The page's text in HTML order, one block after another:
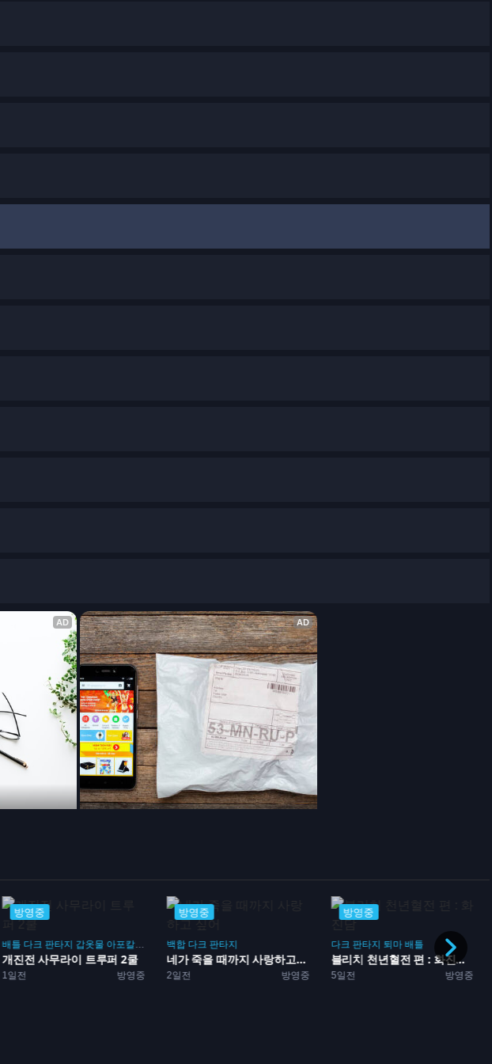
방영중
백합 다크 판타지
2일전 방영중
네가 죽을 때까지 사랑하고...
방영중
다크 판타지 퇴마
5일전 방영중
블리치 천년혈전 편 : 화진...
방영중
6일전 방영중
마오 (MAO)